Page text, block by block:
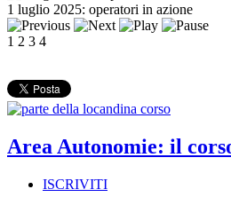
1 luglio 2025: operatori in azione
1 2 3 4
Area Autonomie: il
ISCRIVITI